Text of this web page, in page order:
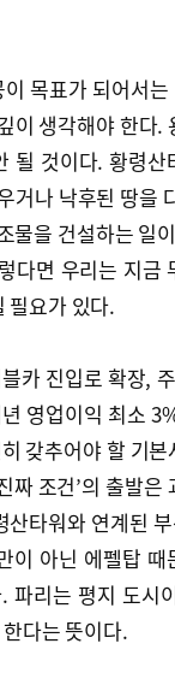
목표가 되어서
이 생각해야 한다.
될 것이다. 황령산
거나 낙후된 땅을
물을 건설하는 일
다면 우리는 지금
필요가 있다.
카 진입로 확장,
영업이익 최소
갖추어야 할 기
짜 조건’의 출발은
타워와 연계된
이 아닌 에펠탑 때
파리는 평지 도시
다는 뜻이다.